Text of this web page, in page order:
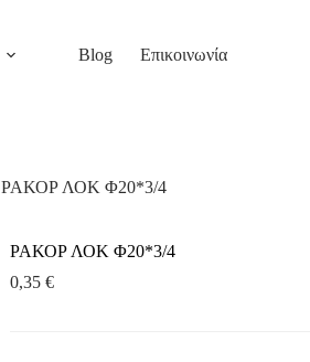
Blog Επικοινωνία
ΡΑΚΟΡ ΛΟΚ Φ20*3/4
ΡΑΚΟΡ ΛΟΚ Φ20*3/4
0,35 €